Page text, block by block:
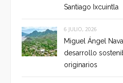
Santiago Ixcuintla
6 JULIO, 2026
Miguel Ángel
desarrollo
originarios